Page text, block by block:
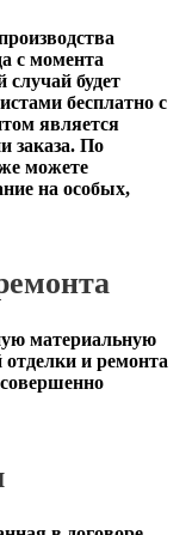
с момента
будет
бесплатно с
является
заказа. По
можете
на особых,
материальную
отделки и ремонта